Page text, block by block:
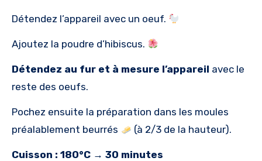
Détendez l’appareil avec un oeuf.
Ajoutez la poudre d’hibiscus.
Détendez au fur et à mesure l’appareil avec le
reste des oeufs.
Pochez ensuite la préparation dans les moules
préalablement beurrés
(à 2/3 de la hauteur).
Cuisson : 180°C → 30 minutes